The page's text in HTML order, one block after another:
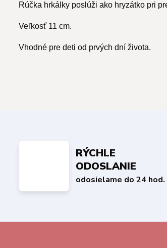
Rúčka hrkálky poslúži ako hryzátko pri
Veľkosť 11 cm.
Vhodné pre deti od prvých dní života.
RÝCHLE
ODOSLANIE
odosielame do 24 hod.